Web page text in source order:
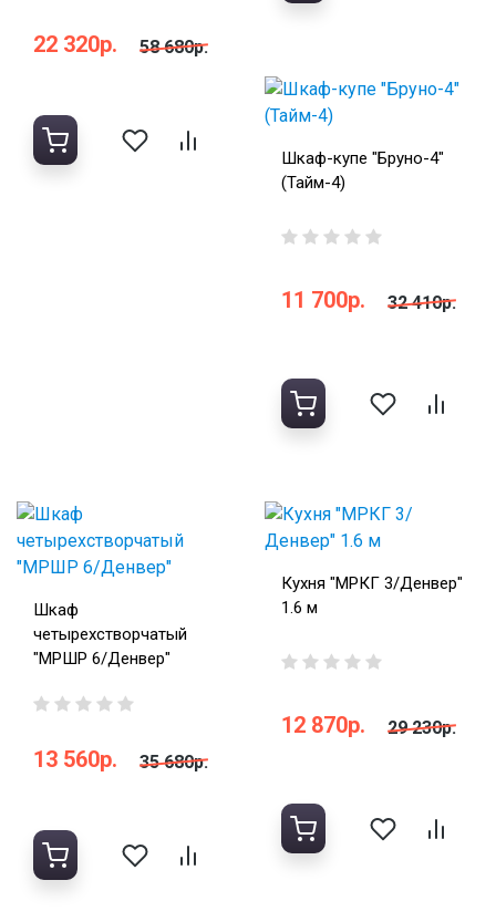
22 320р. 58 680р.
Шкаф-купе "Бруно-4"
(Тайм-4)
11 700р. 32 410р.
Шкаф
четырехстворчатый
"МРШР 6/Денвер"
13 560р. 35 680р.
Кухня "МРКГ 3/Денвер"
1.6 м
12 870р. 29 230р.